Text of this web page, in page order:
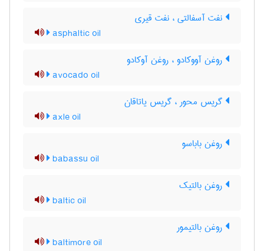
نفت آسفالتی ، نفت قیری
asphaltic oil
روغن آووکادو ، روغن آوکادو
avocado oil
گریس محور ، گریس یاتاقان
axle oil
روغن باباسو
babassu oil
روغن بالتیک
baltic oil
روغن بالتیمور
baltimore oil